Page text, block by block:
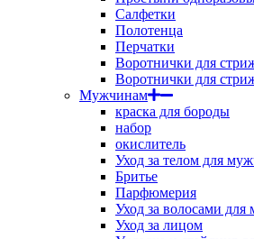
Салфетки
Полотенца
Перчатки
Воротнички для
Воротнички для
Мужчинам
краска для бороды
набор
окислитель
Уход за телом для
Бритье
Парфюмерия
Уход за волосами для
Уход за лицом